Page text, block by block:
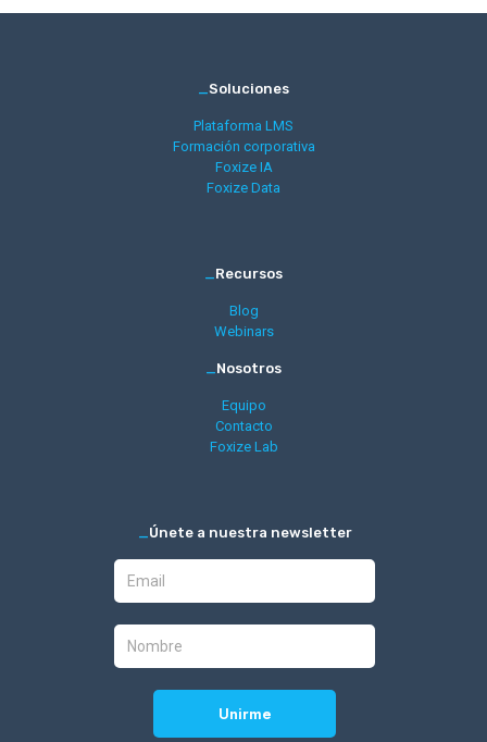
_Soluciones
Plataforma LMS
Formación corporativa
Foxize IA
Foxize Data
_Recursos
Blog
Webinars
_Nosotros
Equipo
Contacto
Foxize Lab
_Únete a nuestra newsletter